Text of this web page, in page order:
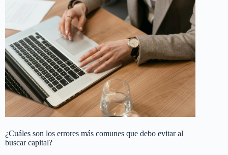
¿Cuáles son los errores más comunes que debo evitar al
buscar capital?